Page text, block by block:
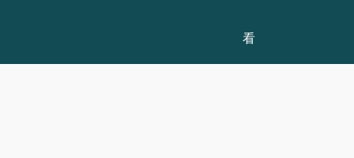
看